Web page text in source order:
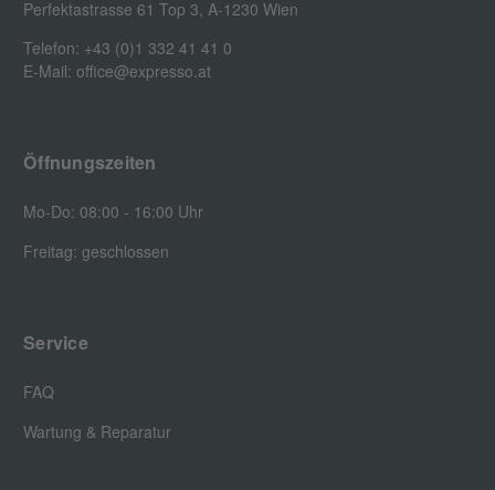
Perfektastrasse 61 Top 3, A-1230 Wien
Telefon: +43 (0)1 332 41 41 0
E-Mail: office@expresso.at
Öffnungszeiten
Mo-Do: 08:00 - 16:00 Uhr
Freitag: geschlossen
Service
FAQ
Wartung & Reparatur